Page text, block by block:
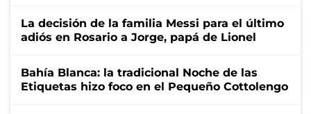
La decisión de la familia Messi para el último
adiós en Rosario a Jorge, papá de Lionel
Bahía Blanca: la tradicional Noche de las
Etiquetas hizo foco en el Pequeño Cottolengo